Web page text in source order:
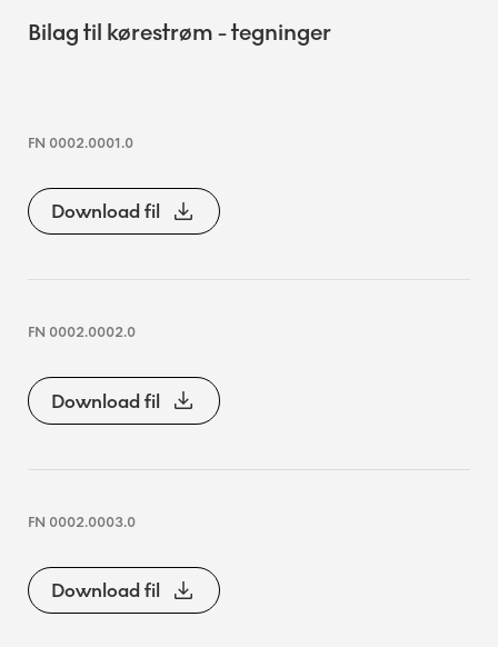
Bilag til kørestrøm - tegninger
FN 0002.0001.0
Download fil
FN 0002.0002.0
Download fil
FN 0002.0003.0
Download fil